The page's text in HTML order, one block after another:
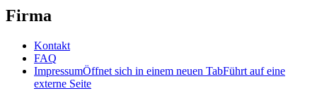
Firma
Kontakt
FAQ
ImpressumÖffnet sich in einem neuen TabFührt auf eine
externe Seite